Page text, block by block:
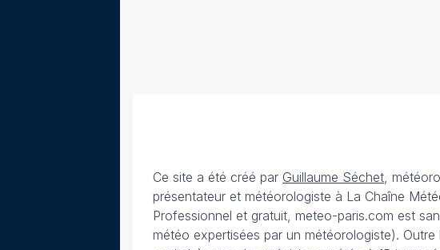
Ce site a été créé par Guillaume Séchet ,
présentateur et météorologiste à La Chaîne
Professionnel et gratuit, meteo-paris.com est
météo expertisées par un météorologiste).